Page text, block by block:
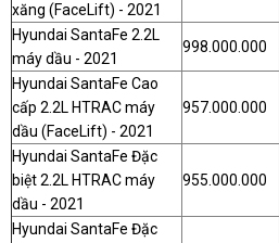
xăng (FaceLift) - 2021
Hyundai SantaFe 2.2L
máy dầu - 2021
998.000.000
Hyundai SantaFe Cao
cấp 2.2L HTRAC máy
dầu (FaceLift) - 2021
957.000.000
Hyundai SantaFe Đặc
biệt 2.2L HTRAC máy
dầu - 2021
955.000.000
Hyundai SantaFe Đặc